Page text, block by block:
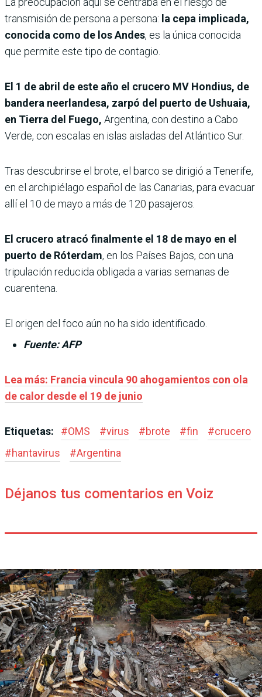
transmisión de persona a persona: la cepa implicada,
conocida como de los Andes, es la única conocida
que permite este tipo de contagio.
El 1 de abril de este año el crucero MV Hondius, de
bandera neerlandesa, zarpó del puerto de Ushuaia,
en Tierra del Fuego, Argentina, con destino a Cabo
Verde, con escalas en islas aisladas del Atlántico Sur.
Tras descubrirse el brote, el barco se dirigió a Tenerife,
en el archipiélago español de las Canarias, para evacuar
allí el 10 de mayo a más de 120 pasajeros.
El crucero atracó finalmente el 18 de mayo en el
puerto de Róterdam, en los Países Bajos, con una
tripulación reducida obligada a varias semanas de
cuarentena.
El origen del foco aún no ha sido identificado.
Fuente: AFP
Lea más: Francia vincula 90 ahogamientos con ola
de calor desde el 19 de junio
Etiquetas: #OMS #virus #brote #fin #crucero
#hantavirus #Argentina
Déjanos tus comentarios en Voiz